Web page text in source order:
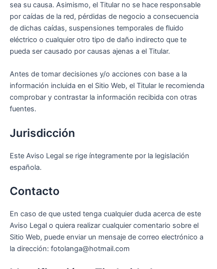
sea su causa. Asimismo, el Titular no se hace responsable
por caídas de la red, pérdidas de negocio a consecuencia
de dichas caídas, suspensiones temporales de fluido
eléctrico o cualquier otro tipo de daño indirecto que te
pueda ser causado por causas ajenas a el Titular.
Antes de tomar decisiones y/o acciones con base a la
información incluida en el Sitio Web, el Titular le recomienda
comprobar y contrastar la información recibida con otras
fuentes.
Jurisdicción
Este Aviso Legal se rige íntegramente por la legislación
española.
Contacto
En caso de que usted tenga cualquier duda acerca de este
Aviso Legal o quiera realizar cualquier comentario sobre el
Sitio Web, puede enviar un mensaje de correo electrónico a
la dirección: fotolanga@hotmail.com